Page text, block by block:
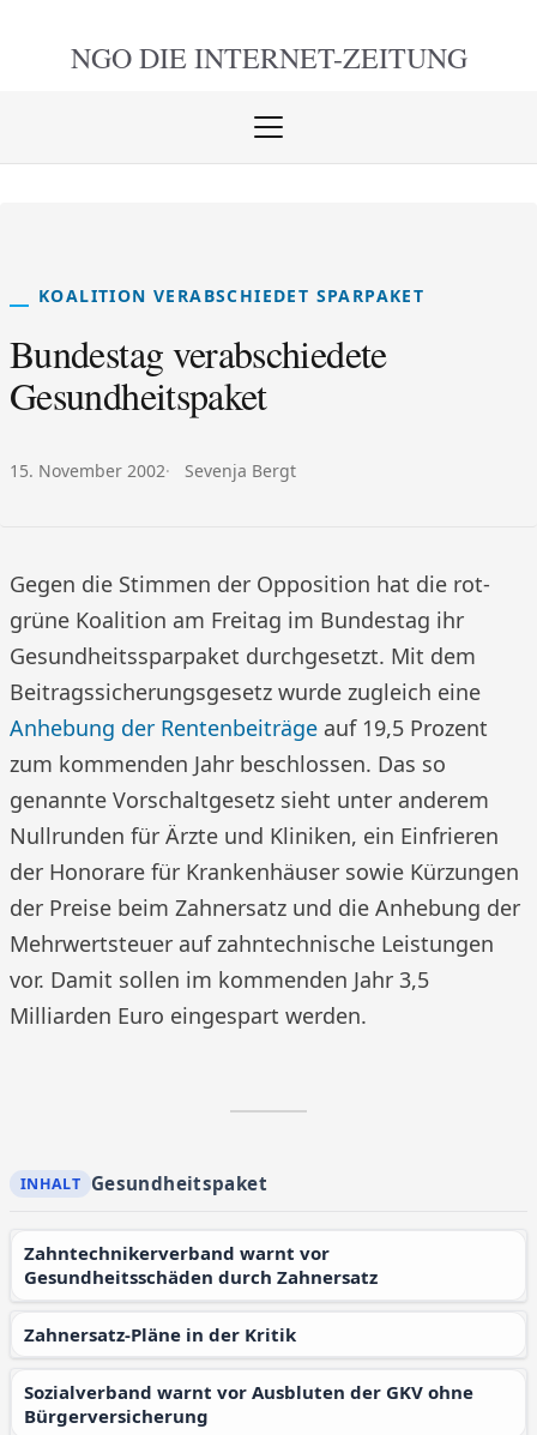
NGO DIE INTERNET-ZEITUNG
Menü
KOALITION VERABSCHIEDET SPARPAKET
Bundestag verabschiedete
Gesundheitspaket
Veröffentlicht am:
15. November 2002 Autor:
Sevenja Bergt
Gegen die Stimmen der Opposition hat die rot-
grüne Koalition am Freitag im Bundestag ihr
Gesundheitssparpaket durchgesetzt. Mit dem
Beitragssicherungsgesetz wurde zugleich eine
Anhebung der Rentenbeiträge auf 19,5 Prozent
zum kommenden Jahr beschlossen. Das so
genannte Vorschaltgesetz sieht unter anderem
Nullrunden für Ärzte und Kliniken, ein Einfrieren
der Honorare für Krankenhäuser sowie Kürzungen
der Preise beim Zahnersatz und die Anhebung der
Mehrwertsteuer auf zahntechnische Leistungen
vor. Damit sollen im kommenden Jahr 3,5
Milliarden Euro eingespart werden.
Gesundheitspaket
Zahntechnikerverband warnt vor
Gesundheitsschäden durch Zahnersatz
Zahnersatz-Pläne in der Kritik
Sozialverband warnt vor Ausbluten der GKV ohne
Bürgerversicherung